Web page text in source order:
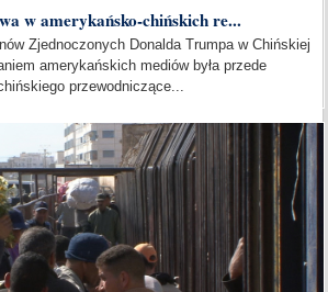
w amerykańsko-chińskich re...
Zjednoczonych Donalda Trumpa w Chińskiej
amerykańskich mediów była przede
przewodniczące...